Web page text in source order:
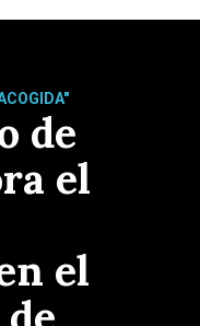
de
el
el